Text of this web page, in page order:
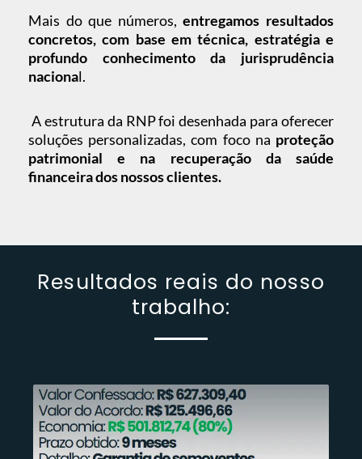
Mais do que números,entregamos resultados
concretos, com base em técnica, estratégia e
profundo conhecimento da jurisprudência
nacional.
A estrutura da RNP foi desenhada para oferecer
soluções personalizadas, com foco na proteção
patrimonial e na recuperação da saúde
financeira dos nossos clientes.
Resultados reais do nosso
trabalho: